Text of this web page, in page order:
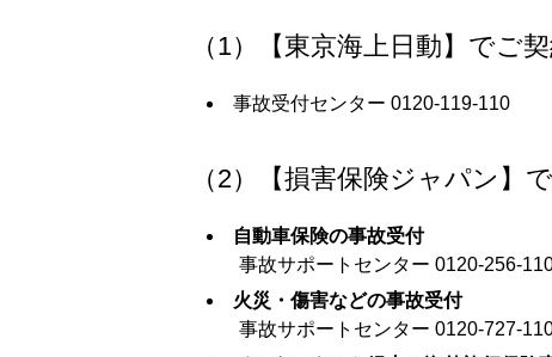
（1）【東京海上日動】でご
事故受付センター 0120-119-110
（2）【損害保険ジャパン】
自動車保険の事故受付
事故サポートセンター 0120-256-
火災・傷害などの事故受付
事故サポートセンター 0120-727-